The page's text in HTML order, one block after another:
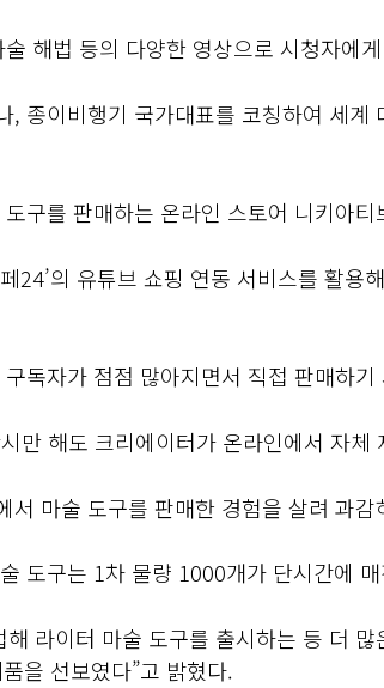
해법 등의 다양한 영상으로 시청자에
, 종이비행기 국가대표를 코칭하여 세
구를 판매하는 온라인 스토어 니키아
24’의 유튜브 쇼핑 연동 서비스를 활용
독자가 점점 많아지면서 직접 판매하기
만 해도 크리에이터가 온라인에서 자
서 마술 도구를 판매한 경험을 살려 과감
도구는 1차 물량 1000개가 단시간에
라이터 마술 도구를 출시하는 등 더
을 선보였다”고 밝혔다.